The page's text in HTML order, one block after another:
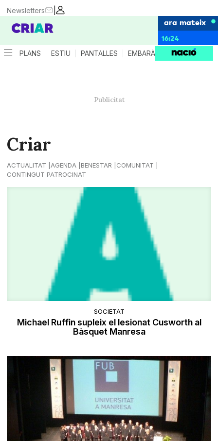
|
Newsletters
ara mateix
16:24
PLANS ESTIU PANTALLES EMBARÀS CRIANÇA
Criar
ACTUALITAT AGENDA BENESTAR
COMUNITAT
CONTINGUT PATROCINAT
SOCIETAT
Michael Ruffin supleix el lesionat Cusworth al
Bàsquet Manresa